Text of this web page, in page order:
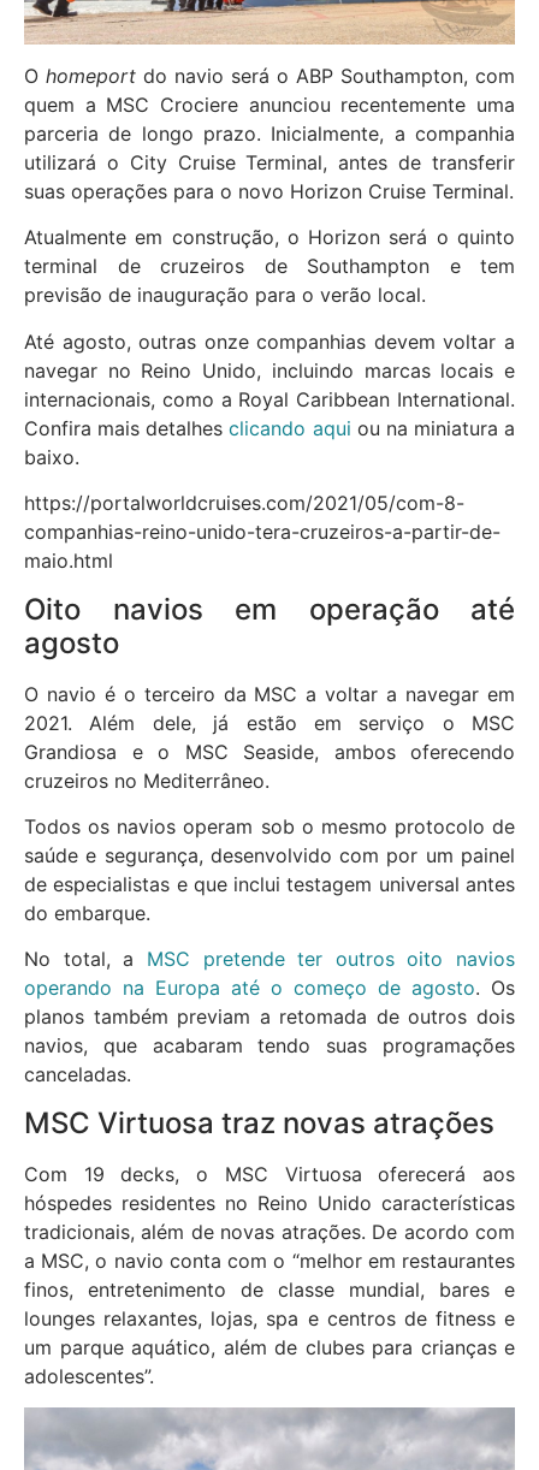
O homeport do navio será o ABP Southampton, com
quem a MSC Crociere anunciou recentemente uma
parceria de longo prazo. Inicialmente, a companhia
utilizará o City Cruise Terminal, antes de transferir
suas operações para o novo Horizon Cruise Terminal.
Atualmente em construção, o Horizon será o quinto
terminal de cruzeiros de Southampton e tem
previsão de inauguração para o verão local.
Até agosto, outras onze companhias devem voltar a
navegar no Reino Unido, incluindo marcas locais e
internacionais, como a Royal Caribbean International.
Confira mais detalhesclicando aqui ou na miniatura a
baixo.
https://portalworldcruises.com/2021/05/com-8-
companhias-reino-unido-tera-cruzeiros-a-partir-de-
maio.html
Oito navios em operação até
agosto
O navio é o terceiro da MSC a voltar a navegar em
2021. Além dele, já estão em serviço o MSC
Grandiosa e o MSC Seaside, ambos oferecendo
cruzeiros no Mediterrâneo.
Todos os navios operam sob o mesmo protocolo de
saúde e segurança, desenvolvido com por um painel
de especialistas e que inclui testagem universal antes
do embarque.
No total, a MSC pretende ter outros oito navios
operando na Europa até o começo de agosto. Os
planos também previam a retomada de outros dois
navios, que acabaram tendo suas programações
canceladas.
MSC Virtuosa traz novas atrações
Com 19 decks, o MSC Virtuosa oferecerá aos
hóspedes residentes no Reino Unido características
tradicionais, além de novas atrações. De acordo com
a MSC, o navio conta com o “melhor em restaurantes
finos, entretenimento de classe mundial, bares e
lounges relaxantes, lojas, spa e centros de fitness e
um parque aquático, além de clubes para crianças e
adolescentes”.